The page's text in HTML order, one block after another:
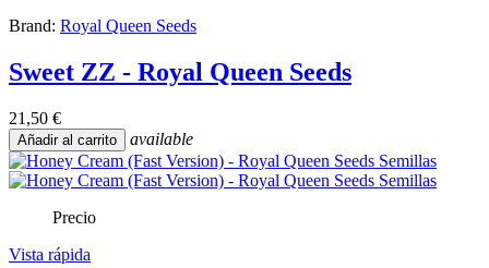
Brand: Royal Queen Seeds
Sweet ZZ - Royal Queen Seeds
21,50 €
Añadir al carrito available
Precio
Vista rápida